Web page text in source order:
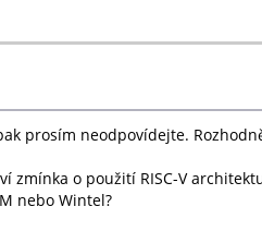
prosím neodpovídejte.
o použití RISC-V
nebo Wintel?